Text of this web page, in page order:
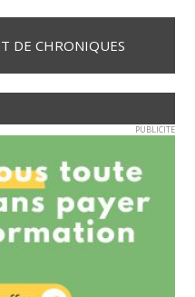
DE CHRONIQUES
PUBLICITE